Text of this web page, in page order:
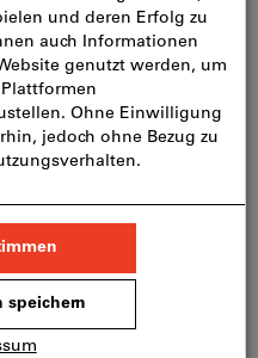
und eingeschränkte
wir für Sie direkt beim
unseres
teilen